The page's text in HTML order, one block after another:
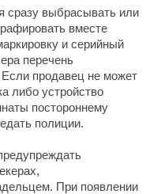
сразу выбрасывать или
вместе
и серийный
перечень
Если продавец не может
либо устройство
постороннему
полиции.
При появлении